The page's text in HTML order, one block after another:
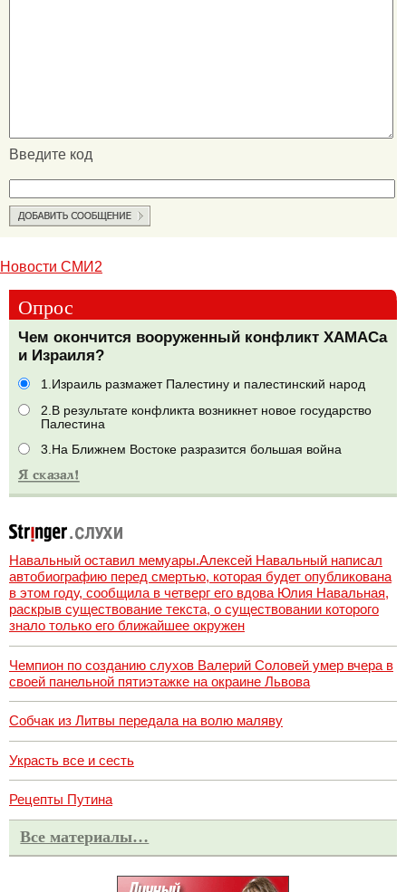
Введите код
Новости СМИ2
Опрос
Чем окончится вооруженный конфликт ХАМАСа
и Израиля?
1.Израиль размажет Палестину и палестинский народ
2.В результате конфликта возникнет новое государство
Палестина
3.На Ближнем Востоке разразится большая война
Навальный оставил мемуары.Алексей Навальный написал
автобиографию перед смертью, которая будет опубликована
в этом году, сообщила в четверг его вдова Юлия Навальная,
раскрыв существование текста, о существовании которого
знало только его ближайшее окружен
Чемпион по созданию слухов Валерий Соловей умер вчера в
своей панельной пятиэтажке на окраине Львова
Собчак из Литвы передала на волю маляву
Украсть все и сесть
Рецепты Путина
Все материалы…